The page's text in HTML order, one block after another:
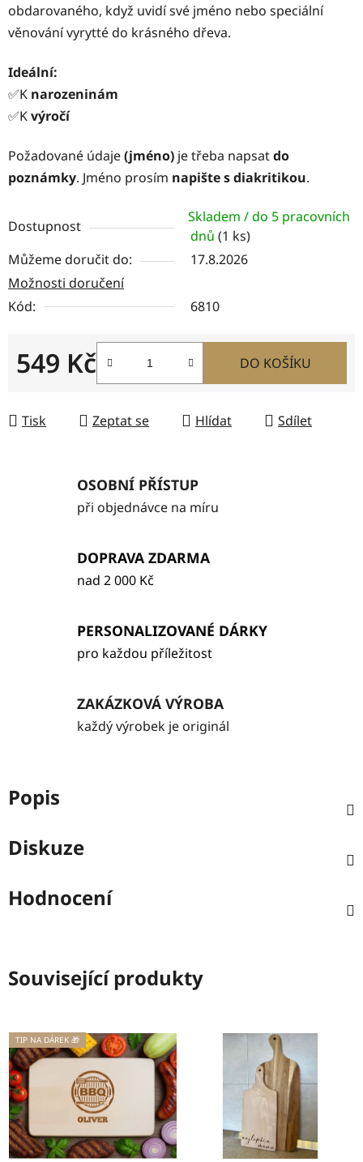
obdarovaného, když uvidí své jméno nebo speciální
věnování vyrytté do krásného dřeva.
Ideální:
✅K narozeninám
✅Kvýročí
Požadované údaje(jméno) je třeba napsatdo
poznámky. Jméno prosím napište s diakritikou.
Dostupnost
Skladem / do 5 pracovních
dnů (1 ks)
Můžeme doručit do:
17.8.2026
Možnosti doručení
Kód:
6810
549 Kč DO KOŠÍKU
Tisk Zeptat se Hlídat Sdílet
OSOBNÍ PŘÍSTUP
při objednávce na míru
DOPRAVA ZDARMA
nad 2 000 Kč
PERSONALIZOVANÉ DÁRKY
pro každou příležitost
ZAKÁZKOVÁ VÝROBA
každý výrobek je originál
Popis
Diskuze
Hodnocení
Související produkty
TIP NA DÁREK 🎁